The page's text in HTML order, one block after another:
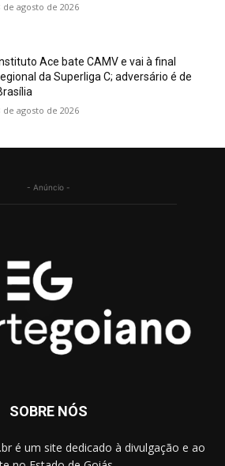
de agosto de 2026
Ace bate CAMV e vai à final
da Superliga C; adversário é de
de agosto de 2026
- Anúncio -
SOBRE NÓS
é um site dedicado à divulgação e ao